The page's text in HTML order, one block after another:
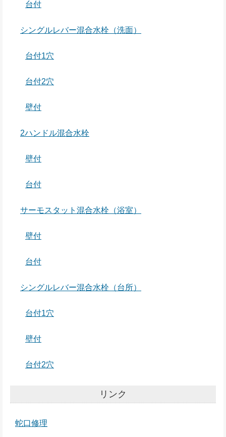
台付
シングルレバー混合水栓（洗面）
台付1穴
台付2穴
壁付
2ハンドル混合水栓
壁付
台付
サーモスタット混合水栓（浴室）
壁付
台付
シングルレバー混合水栓（台所）
台付1穴
壁付
台付2穴
リンク
蛇口修理